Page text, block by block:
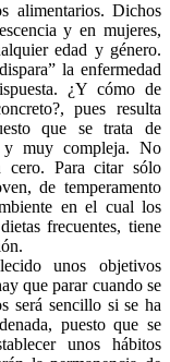
alimentarios. Dichos
y en mujeres,
edad y género.
la enfermedad
¿Y cómo de
pues resulta
que se trata de
y muy compleja. No
cero. Para citar sólo
de temperamento
en el cual los
frecuentes, tiene
unos objetivos
que parar cuando se
será sencillo si se ha
puesto que se
unos hábitos